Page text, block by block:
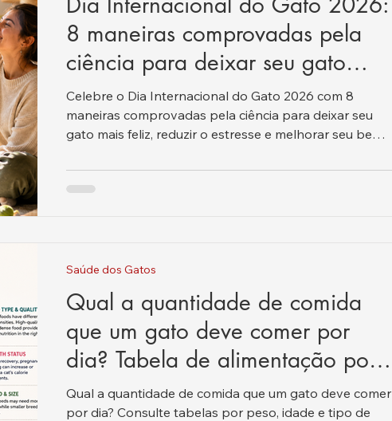
8 maneiras comprovadas pela
ciência para deixar seu gato
mais feliz hoje.
Celebre o Dia Internacional do Gato 2026 com 8
maneiras comprovadas pela ciência para deixar seu
gato mais feliz, reduzir o estresse e melhorar seu bem-
Qual a quantidade de comida
que um gato deve comer por
dia? Tabela de alimentação por
peso, idade e tipo de alimento.
Qual a quantidade de comida que um gato deve comer
por dia? Consulte tabelas por peso, idade e tipo de
Saúde dos Gatos